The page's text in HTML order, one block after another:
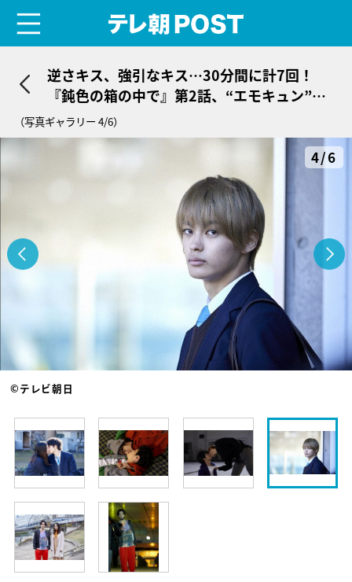
逆さキス、強引なキス…30分間に計7回！
『鈍色の箱の中で』第2話、“エモキュン”シ
ーンの大渋滞
（写真ギャラリー 4/6）
4/6
©テレビ朝日